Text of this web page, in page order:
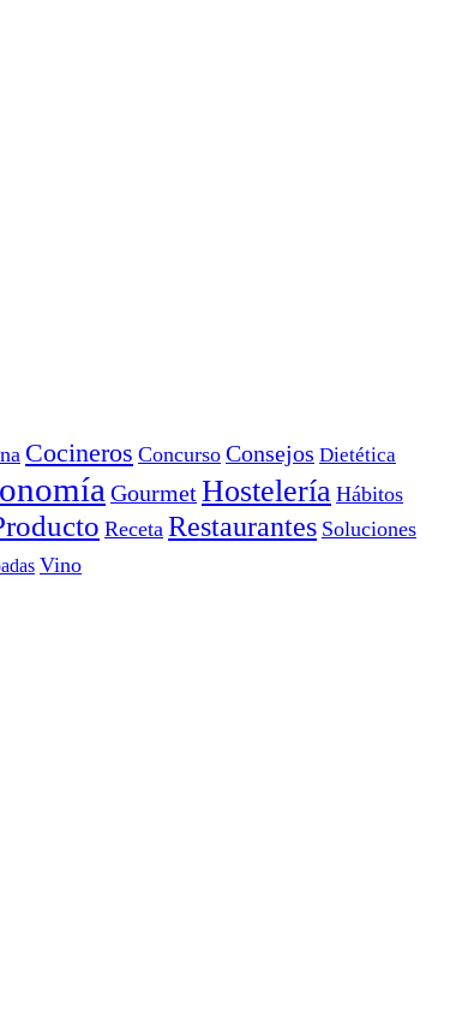
Cocineros Concurso Consejos Dietética
GourmetHostelería Hábitos
Receta Restaurantes Soluciones
Vino